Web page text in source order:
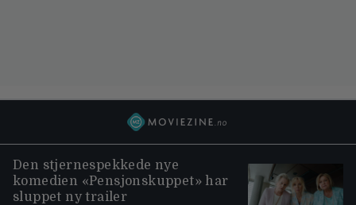
Den stjernespekkede nye
komedien «Pensjonskuppet» har
sluppet ny trailer